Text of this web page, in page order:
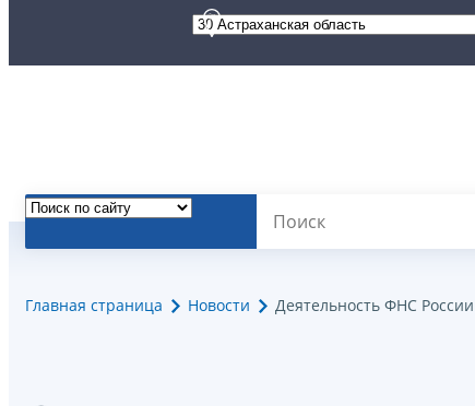
Главная страница Новости Деятельность ФНС России